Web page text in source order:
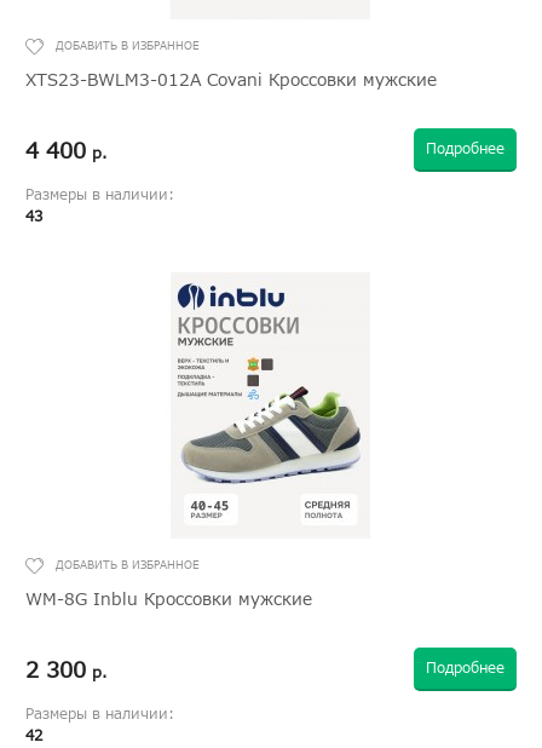
XTS23-BWLM3-012A Covani Кроссовки мужские
4 400 р. Подробнее
Размеры в наличии:
43
WM-8G Inblu Кроссовки мужские
2 300 р. Подробнее
Размеры в наличии:
42